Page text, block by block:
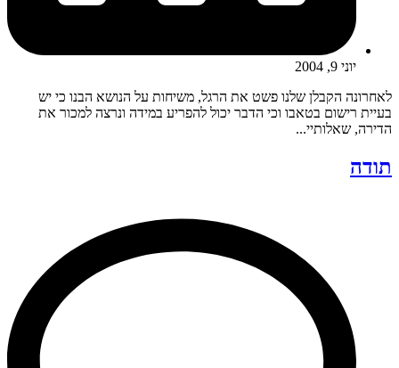
יוני 9, 2004
לאחרונה הקבלן שלנו פשט את הרגל, משיחות על הנושא הבנו כי יש
בעיית רישום בטאבו וכי הדבר יכול להפריע במידה ונרצה למכור את
הדירה, שאלותיי...
תודה